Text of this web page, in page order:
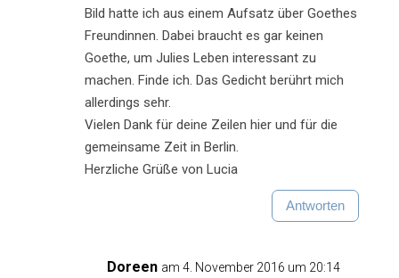
Bild hatte ich aus einem Aufsatz über Goethes
Freundinnen. Dabei braucht es gar keinen
Goethe, um Julies Leben interessant zu
machen. Finde ich. Das Gedicht berührt mich
allerdings sehr.
Vielen Dank für deine Zeilen hier und für die
gemeinsame Zeit in Berlin.
Herzliche Grüße von Lucia
Antworten
Doreen am 4. November 2016 um 20:14